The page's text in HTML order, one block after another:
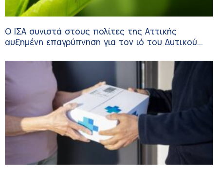
Ο ΙΣΑ συνιστά στους πολίτες της Αττικής
αυξημένη επαγρύπνηση για τον ιό του Δυτικού